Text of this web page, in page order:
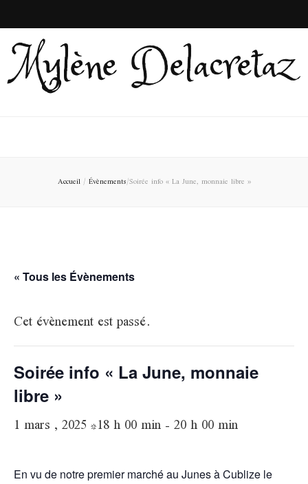
Mylène Delacretaz
Accueil/ Évènements/Soirée info « La June, monnaie libre »
« Tous les Évènements
Cet évènement est passé.
Soirée info « La June, monnaie
libre »
1 mars , 2025 *18 h 00 min-20 h 00 min
En vu de notre premier marché au Junes à Cublize le